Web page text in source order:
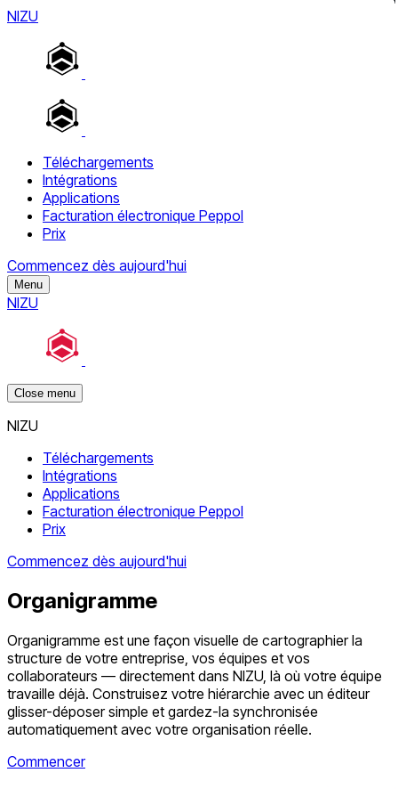
NIZU
Téléchargements
Intégrations
Applications
Facturation électronique Peppol
Prix
Commencez dès aujourd'hui
Menu
NIZU
Close menu
NIZU
Téléchargements
Intégrations
Applications
Facturation électronique Peppol
Prix
Commencez dès aujourd'hui
Organigramme
Organigramme est une façon visuelle de cartographier la
structure de votre entreprise, vos équipes et vos
collaborateurs — directement dans NIZU, là où votre équipe
travaille déjà. Construisez votre hiérarchie avec un éditeur
glisser-déposer simple et gardez-la synchronisée
automatiquement avec votre organisation réelle.
Commencer